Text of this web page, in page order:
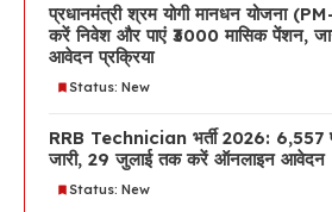
प्रधानमंत्री श्रम योगी मानधन योजना
करें निवेश और पाएं ₹3000 मासिक पेंशन,
आवेदन प्रक्रिया
Status: New
RRB Technician भर्ती 2026: 6,557
जारी, 29 जुलाई तक करें ऑनलाइन आवेदन
Status: New